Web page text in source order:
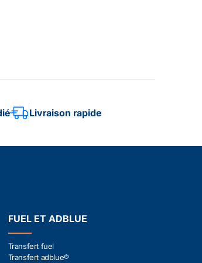
Livraison rapide
FUEL ET ADBLUE
Transfert fuel
Transfert adblue®